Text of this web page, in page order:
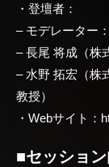
・登壇者：
– モデレーター
– 長尾 将成（株
– 水野 拓宏（株
教授）
・Webサイト：
■セッショ